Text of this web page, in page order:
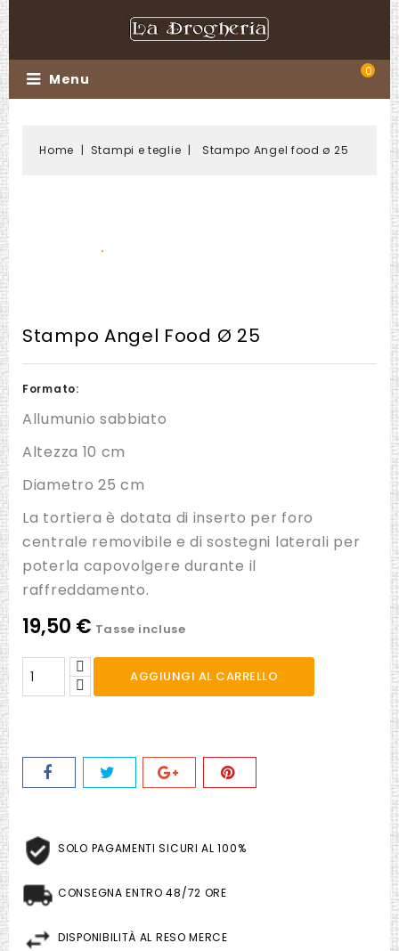
0
Menu
Home Stampi e teglie Stampo Angel food ø 25
Stampo Angel Food Ø 25
Formato:
Allumunio sabbiato
Altezza 10 cm
Diametro 25 cm
La tortiera è dotata di inserto per foro
centrale removibile e di sostegni laterali per
poterla capovolgere durante il
raffreddamento.
19,50 € Tasse incluse
AGGIUNGI AL CARRELLO
SOLO PAGAMENTI SICURI AL 100%
CONSEGNA ENTRO 48/72 ORE
DISPONIBILITÀ AL RESO MERCE